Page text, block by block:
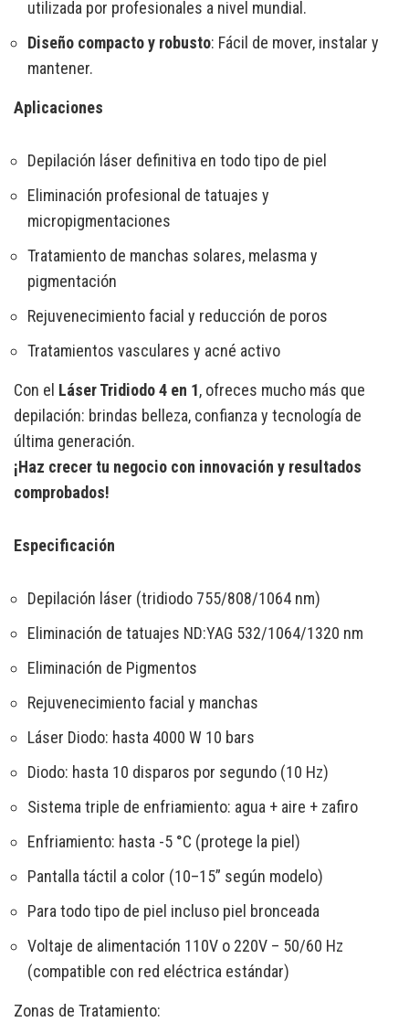
utilizada por profesionales a nivel mundial.
Diseño compacto y robusto: Fácil de mover, instalar y
mantener.
Aplicaciones
Depilación láser definitiva en todo tipo de piel
Eliminación profesional de tatuajes y
micropigmentaciones
Tratamiento de manchas solares, melasma y
pigmentación
Rejuvenecimiento facial y reducción de poros
Tratamientos vasculares y acné activo
Con el Láser Tridiodo 4 en 1, ofreces mucho más que
depilación: brindas belleza, confianza y tecnología de
última generación.
¡Haz crecer tu negocio con innovación y resultados
comprobados!
Especificación
Depilación láser (tridiodo 755/808/1064 nm)
Eliminación de tatuajes ND:YAG 532/1064/1320 nm
Eliminación de Pigmentos
Rejuvenecimiento facial y manchas
Láser Diodo: hasta 4000 W 10 bars
Diodo: hasta 10 disparos por segundo (10 Hz)
Sistema triple de enfriamiento: agua + aire + zafiro
Enfriamiento: hasta -5 °C (protege la piel)
Pantalla táctil a color (10–15” según modelo)
Para todo tipo de piel incluso piel bronceada
Voltaje de alimentación 110V o 220V – 50/60 Hz
(compatible con red eléctrica estándar)
Zonas de Tratamiento: